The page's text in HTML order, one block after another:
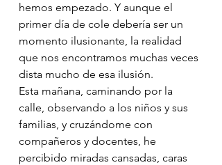
hemos empezado. Y aunque el
primer día de cole debería ser un
momento ilusionante, la realidad
que nos encontramos muchas veces
dista mucho de esa ilusión.
Esta mañana, caminando por la
calle, observando a los niños y sus
familias, y cruzándome con
compañeros y docentes, he
percibido miradas cansadas, caras